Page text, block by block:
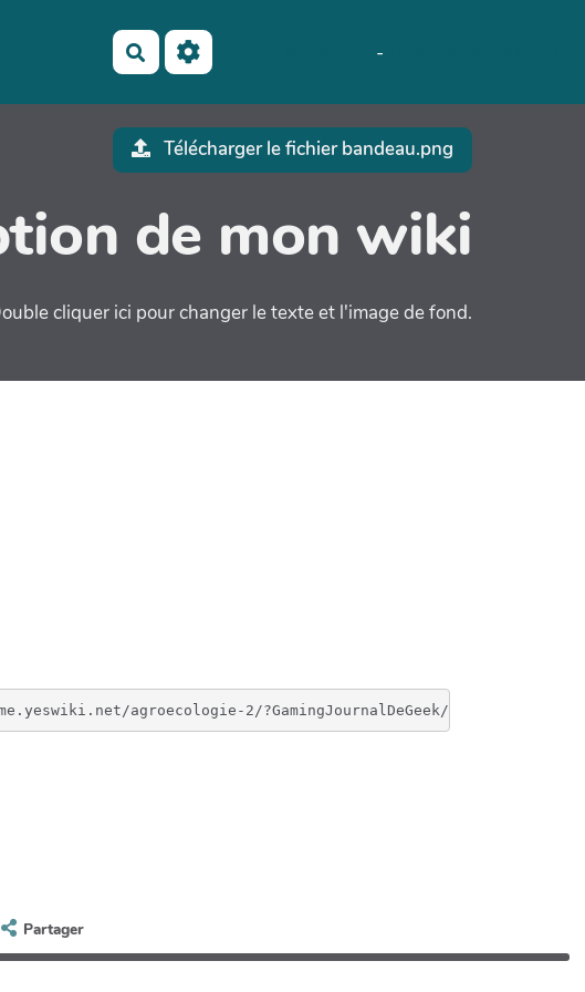
Rechercher -
Télécharger le fichier bandeau.png
de mon wiki
cliquer ici pour changer le texte et l'image de fond.
Partager